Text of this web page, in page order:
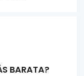
BARATA?